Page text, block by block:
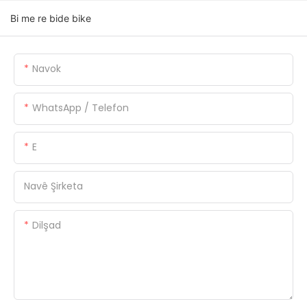
Bi me re bide bike
Navok
WhatsApp / Telefon
E
Navê Şirketa
Dilşad